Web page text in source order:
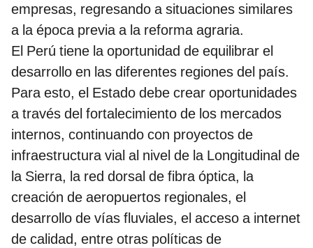
empresas, regresando a situaciones similares
a la época previa a la reforma agraria.
El Perú tiene la oportunidad de equilibrar el
desarrollo en las diferentes regiones del país.
Para esto, el Estado debe crear oportunidades
a través del fortalecimiento de los mercados
internos, continuando con proyectos de
infraestructura vial al nivel de la Longitudinal de
la Sierra, la red dorsal de fibra óptica, la
creación de aeropuertos regionales, el
desarrollo de vías fluviales, el acceso a internet
de calidad, entre otras políticas de